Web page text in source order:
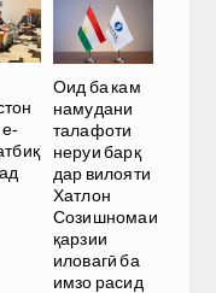
Оид ба кам
намудани
талафоти
неруи барқ
дар вилояти
Хатлон
Созишномаи
қарзии
иловагӣ ба
имзо расид